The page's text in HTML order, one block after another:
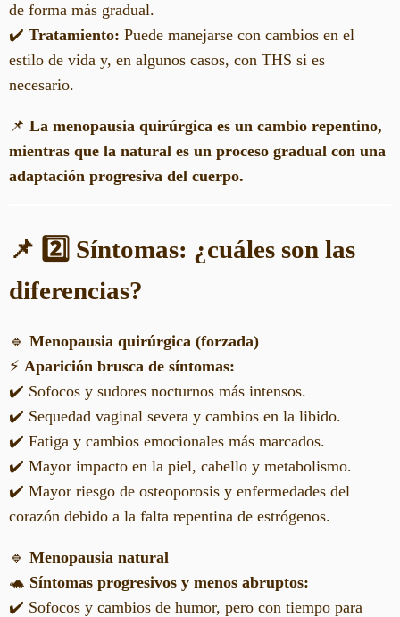
de forma más gradual.
✔️ Tratamiento: Puede manejarse con cambios en el
estilo de vida y, en algunos casos, con THS si es
necesario.
📌 La menopausia quirúrgica es un cambio repentino,
mientras que la natural es un proceso gradual con una
adaptación progresiva del cuerpo.
📌 2️⃣ Síntomas: ¿cuáles son las
diferencias?
🔹 Menopausia quirúrgica (forzada)
⚡ Aparición brusca de síntomas:
✔️ Sofocos y sudores nocturnos más intensos.
✔️ Sequedad vaginal severa y cambios en la libido.
✔️ Fatiga y cambios emocionales más marcados.
✔️ Mayor impacto en la piel, cabello y metabolismo.
✔️ Mayor riesgo de osteoporosis y enfermedades del
corazón debido a la falta repentina de estrógenos.
🔹 Menopausia natural
🐢 Síntomas progresivos y menos abruptos:
✔️ Sofocos y cambios de humor, pero con tiempo para